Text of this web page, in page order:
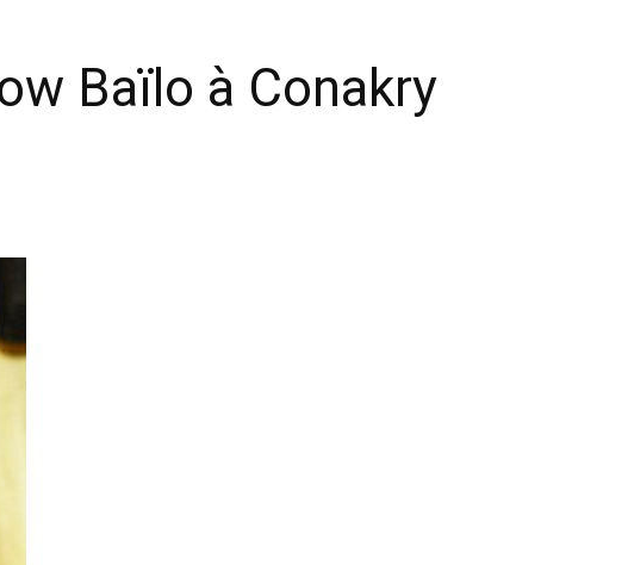
Baïlo à Conakry